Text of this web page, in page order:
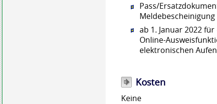
Pass/
Meldebescheinigung
ab 1. Januar 2022
Online-
elektronischen
Kosten
Keine